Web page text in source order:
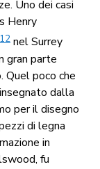
Uno dei casi
Henry
12 nel Surrey
gran parte
Quel poco che
dalla
per il disegno
di legna
in
fu